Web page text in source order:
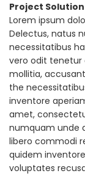
Project Solution
Lorem ipsum
Delectus, natus
necessitatibus
vero odit tenetur
mollitia,
the
inventore
amet,
numquam unde
libero commodi
quidem
voluptates